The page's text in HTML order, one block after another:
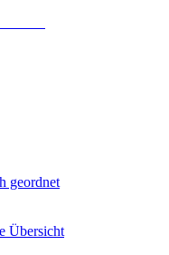
geordnet
Übersicht